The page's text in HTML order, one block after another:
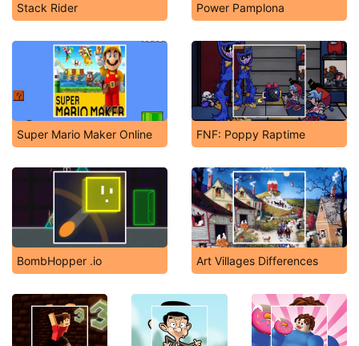
Stack Rider Power Pamplona
Super Mario Maker Online FNF: Poppy Raptime
BombHopper .io Art Villages Differences